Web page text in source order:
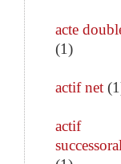
acte
(1)
actif net (1
actif
successoral